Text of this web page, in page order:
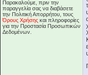
Παρακαλούμε, πριν την
παραγγελία σας να διαβάσετε
την Πολιτική Απορρήτου, τους
Όρους Χρήσης και πληροφορίες
για την Προστασία Προσωπικών
Δεδομένων.